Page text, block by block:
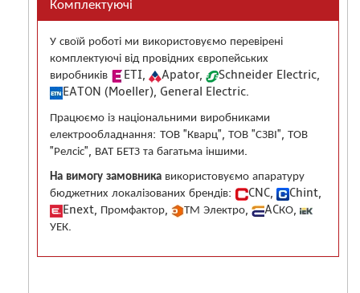
Комплектуючі
У своїй роботі ми використовуємо перевірені
комплектуючі від провідних європейських
виробників
ETI, Apator,
Schneider Electric,
EATON (Moeller), General Electric.
Працюємо із національними виробниками
електрообладнання: ТОВ "Кварц", ТОВ "СЗВІ", ТОВ
"Релсіс", ВАТ БЕТЗ та багатьма іншими.
На вимогу замовника використовуємо апаратуру
бюджетних локалізованих брендів:
CNC,
Chint,
Enext, Промфактор,
ТМ Электро,
ACКО,
УЕК.